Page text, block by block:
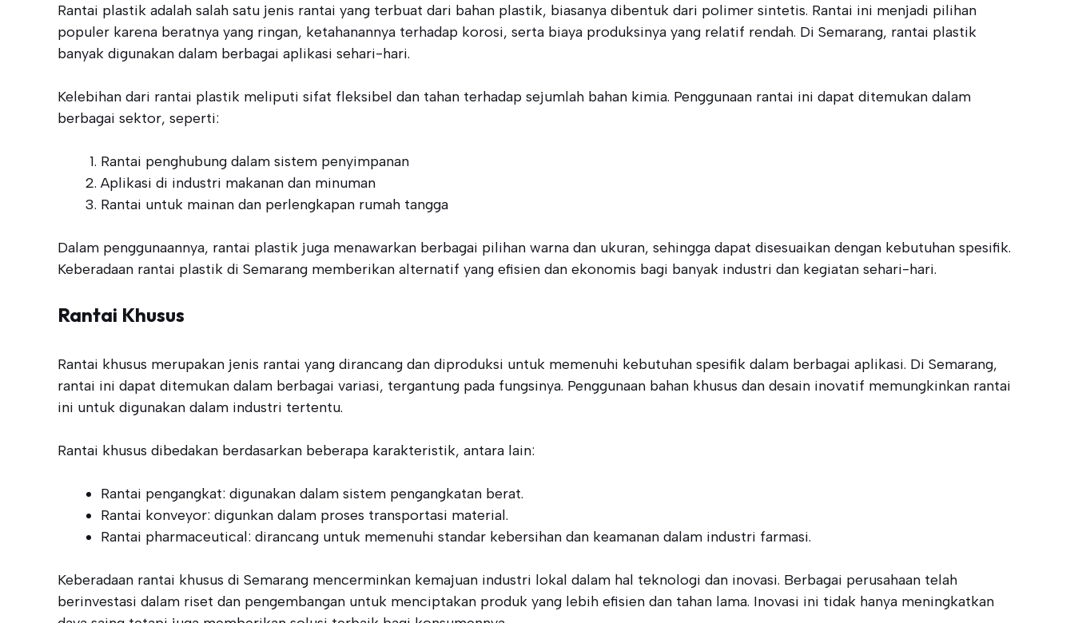
Rantai plastik adalah salah satu jenis rantai yang terbuat dari bahan plastik, biasanya dibentuk dari polimer sintetis. Rantai ini menjadi pilihan
populer karena beratnya yang ringan, ketahanannya terhadap korosi, serta biaya produksinya yang relatif rendah. Di Semarang, rantai plastik
banyak digunakan dalam berbagai aplikasi sehari-hari.
Kelebihan dari rantai plastik meliputi sifat fleksibel dan tahan terhadap sejumlah bahan kimia. Penggunaan rantai ini dapat ditemukan dalam
berbagai sektor, seperti:
Rantai penghubung dalam sistem penyimpanan
Aplikasi di industri makanan dan minuman
Rantai untuk mainan dan perlengkapan rumah tangga
Dalam penggunaannya, rantai plastik juga menawarkan berbagai pilihan warna dan ukuran, sehingga dapat disesuaikan dengan kebutuhan spesifik.
Keberadaan rantai plastik di Semarang memberikan alternatif yang efisien dan ekonomis bagi banyak industri dan kegiatan sehari-hari.
Rantai Khusus
Rantai khusus merupakan jenis rantai yang dirancang dan diproduksi untuk memenuhi kebutuhan spesifik dalam berbagai aplikasi. Di Semarang,
rantai ini dapat ditemukan dalam berbagai variasi, tergantung pada fungsinya. Penggunaan bahan khusus dan desain inovatif memungkinkan rantai
ini untuk digunakan dalam industri tertentu.
Rantai khusus dibedakan berdasarkan beberapa karakteristik, antara lain:
Rantai pengangkat: digunakan dalam sistem pengangkatan berat.
Rantai konveyor: digunkan dalam proses transportasi material.
Rantai pharmaceutical: dirancang untuk memenuhi standar kebersihan dan keamanan dalam industri farmasi.
Keberadaan rantai khusus di Semarang mencerminkan kemajuan industri lokal dalam hal teknologi dan inovasi. Berbagai perusahaan telah
berinvestasi dalam riset dan pengembangan untuk menciptakan produk yang lebih efisien dan tahan lama. Inovasi ini tidak hanya meningkatkan